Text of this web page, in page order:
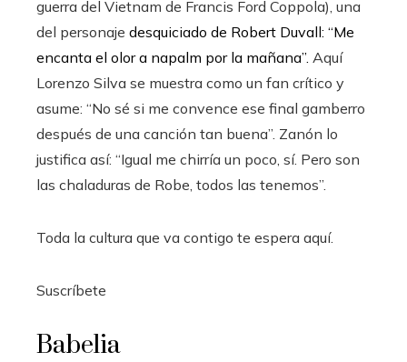
guerra del Vietnam de Francis Ford Coppola), una
del personaje desquiciado de Robert Duvall: “Me
encanta el olor a napalm por la mañana”. Aquí
Lorenzo Silva se muestra como un fan crítico y
asume: “No sé si me convence ese final gamberro
después de una canción tan buena”. Zanón lo
justifica así: “Igual me chirría un poco, sí. Pero son
las chaladuras de Robe, todos las tenemos”.
Toda la cultura que va contigo te espera aquí.
Suscríbete
Babelia